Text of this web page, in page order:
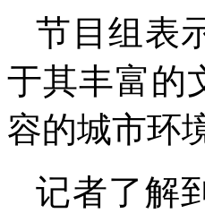
节目组表
于其丰富的
容的城市环
记者了解